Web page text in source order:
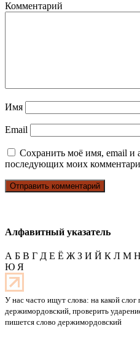
Комментарий
Имя
Email
Сохранить моё имя, email и
последующих моих
Алфавитный указатель
А Б В Г Д Е Ё Ж З И Й К Л М Н
Ю Я
У нас часто ищут слова: на какой слог
держимордовский, проверить
пишется слово держимордовский